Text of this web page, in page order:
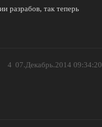
разрабов, так теперь
07.Декабрь.2014 09:34:20
4